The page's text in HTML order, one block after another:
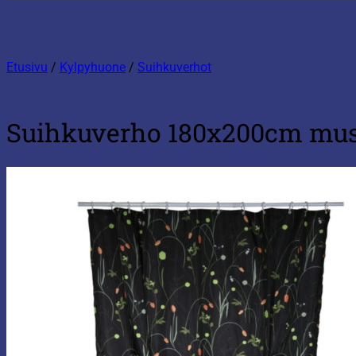
Etusivu / Kylpyhuone / Suihkuverhot
Suihkuverho 180x200cm